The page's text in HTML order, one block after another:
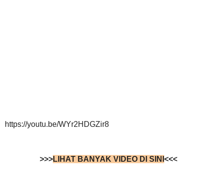
https://youtu.be/WYr2HDGZir8
>>>LIHAT BANYAK VIDEO DI SINI <<<